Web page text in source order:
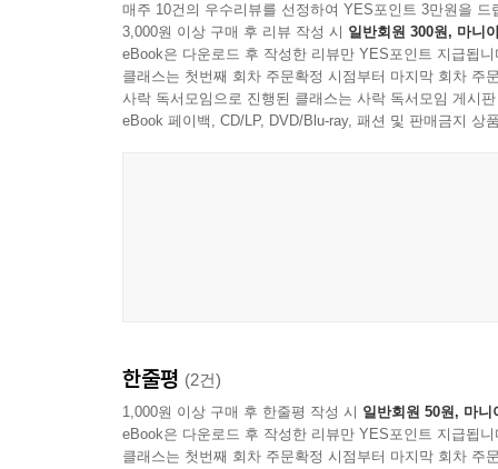
매주 10건의 우수리뷰를 선정하여 YES포인트 3만원을 드
3,000원 이상 구매 후 리뷰 작성 시 일반회원 300원, 마니
eBook은 다운로드 후 작성한 리뷰만 YES포인트 지급됩니
클래스는 첫번째 회차 주문확정 시점부터 마지막 회차 주
사락 독서모임으로 진행된 클래스는 사락 독서모임 게시
eBook 페이백, CD/LP, DVD/Blu-ray, 패션 및 판매금지 상
한줄평 (2건)
1,000원 이상 구매 후 한줄평 작성 시 일반회원 50원, 마니
eBook은 다운로드 후 작성한 리뷰만 YES포인트 지급됩니
클래스는 첫번째 회차 주문확정 시점부터 마지막 회차 주